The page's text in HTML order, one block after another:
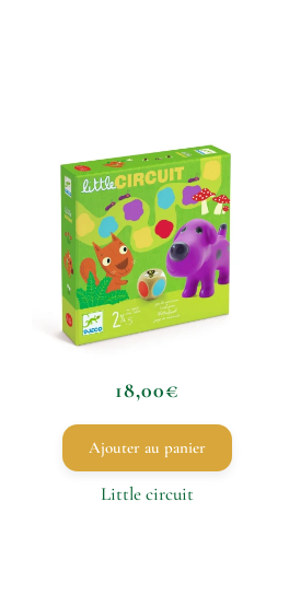
18,00€
Ajouter au panier
Little circuit